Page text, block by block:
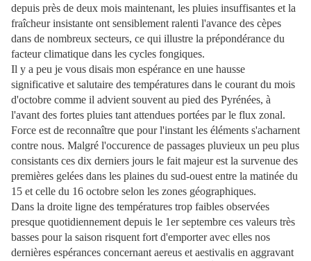
depuis près de deux mois maintenant, les pluies insuffisantes et la
fraîcheur insistante ont sensiblement ralenti l'avance des cèpes
dans de nombreux secteurs, ce qui illustre la prépondérance du
facteur climatique dans les cycles fongiques.
Il y a peu je vous disais mon espérance en une hausse
significative et salutaire des températures dans le courant du mois
d'octobre comme il advient souvent au pied des Pyrénées, à
l'avant des fortes pluies tant attendues portées par le flux zonal.
Force est de reconnaître que pour l'instant les éléments s'acharnent
contre nous. Malgré l'occurence de passages pluvieux un peu plus
consistants ces dix derniers jours le fait majeur est la survenue des
premières gelées dans les plaines du sud-ouest entre la matinée du
15 et celle du 16 octobre selon les zones géographiques.
Dans la droite ligne des températures trop faibles observées
presque quotidiennement depuis le 1er septembre ces valeurs très
basses pour la saison risquent fort d'emporter avec elles nos
dernières espérances concernant aereus et aestivalis en aggravant